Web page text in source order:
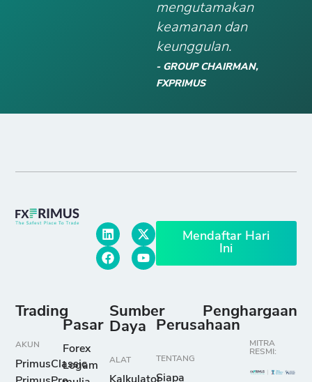
mengutamakan
keamanan dan
keunggulan.
- GROUP CHAIRMAN,
FXPRIMUS
Mendaftar Hari
Ini
Trading
AKUN
PrimusClassic
Pasar
Forex
Logam
Sumber
Daya
ALAT
Kalkulator
Perusahaan
TENTANG
Siapa
Penghargaan
MITRA
RESMI: